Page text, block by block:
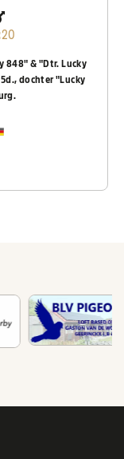
848" & "Dtr. Lucky
dochter "Lucky